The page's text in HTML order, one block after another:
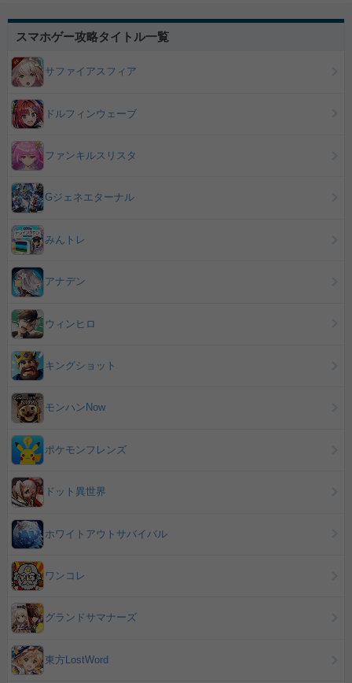
スマホゲー攻略タイトル一覧
サファイアスフィア
ドルフィンウェーブ
ファンキルスリスタ
Gジェネエターナル
みんトレ
アナデン
ウィンヒロ
キングショット
モンハンNow
ポケモンフレンズ
ドット異世界
ホワイトアウトサバイバル
ワンコレ
グランドサマナーズ
東方LostWord